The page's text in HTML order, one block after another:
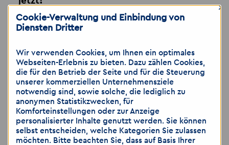
📧 Per Mail:halle
📍 Akzent Personaldienstleistungen GmbH
📍 Martinstraße 8, 06108 Halle (Saale)
🌐www.akzent-personal.de/jobs-in-halle
💡Nicht die passende Stelle für Sie? Kein
Problem!
Cookie-Verwaltung und Einbindung von
Diensten Dritter
×
Wir verwenden Cookies, um Ihnen ein optimales
Webseiten-Erlebnis zu bieten. Dazu zählen Cookies,
die für den Betrieb der Seite und für die Steuerung
unserer kommerziellen Unternehmensziele
notwendig sind, sowie solche, die lediglich zu
anonymen Statistikzwecken, für
Komforteinstellungen oder zur Anzeige
personalisierter Inhalte genutzt werden. Sie können
selbst entscheiden, welche Kategorien Sie zulassen
möchten. Bitte beachten Sie, dass auf Basis Ihrer